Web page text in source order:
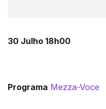
30 Julho 18h00
Programa Mezza-Voce